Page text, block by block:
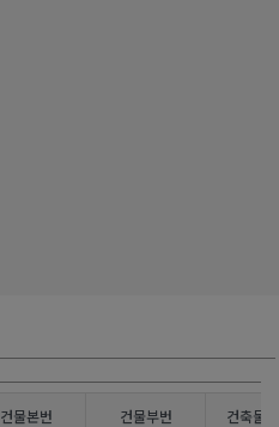
건물본번 건물부번 건축물